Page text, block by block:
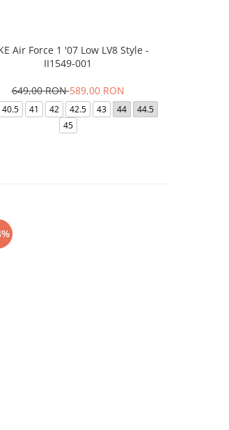
Air Force 1 '07 Low LV8 Style -
II1549-001
649,00 RON589,00 RON
40.5 41 42 42.5 43 44
44.5
45